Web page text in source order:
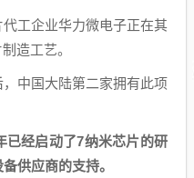
工企业华力微电子正在其
造工艺。
中国大陆第二家拥有此项
已经启动了7纳米芯片的研
供应商的支持。